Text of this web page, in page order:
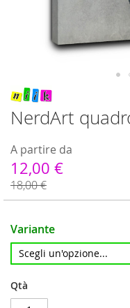
Vai
all'inizio
della
di
immagini
NerdArt
A partire da
12,00 €
18,00 €
Variante
Qtà